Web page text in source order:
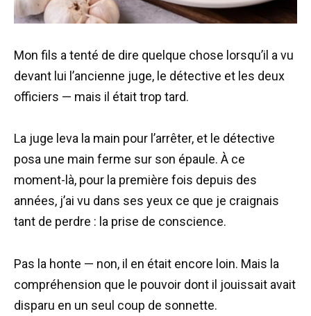
Mon fils a tenté de dire quelque chose lorsqu’il a vu
devant lui l’ancienne juge, le détective et les deux
officiers — mais il était trop tard.
La juge leva la main pour l’arrêter, et le détective
posa une main ferme sur son épaule. À ce
moment-là, pour la première fois depuis des
années, j’ai vu dans ses yeux ce que je craignais
tant de perdre : la prise de conscience.
Pas la honte — non, il en était encore loin. Mais la
compréhension que le pouvoir dont il jouissait avait
disparu en un seul coup de sonnette.